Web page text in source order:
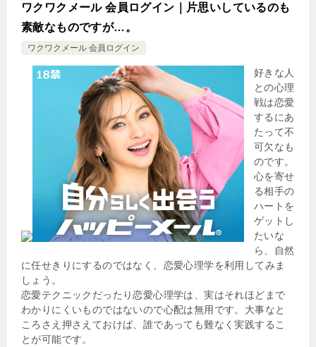
ワクワクメール 会員ログイン｜片思いしているのも
素敵なものですが…。
ワクワクメール 会員ログイン
好きな人
との心理
戦は恋愛
するにあ
たって不
可欠なも
のです。
心を寄せ
る相手の
ハートを
ゲットし
たいな
ら、自然
に任せきりにするのではなく、恋愛心理学を利用してみま
しょう。
恋愛テクニックだったり恋愛心理学は、実はそれほどまで
わかりにくいものではないので心配は無用です。大事なと
ころさえ押さえておけば、誰であっても難なく実践するこ
とが可能です。